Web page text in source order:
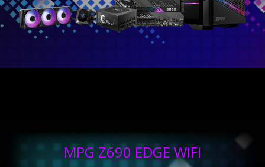
MPG Z690 EDGE WIFI